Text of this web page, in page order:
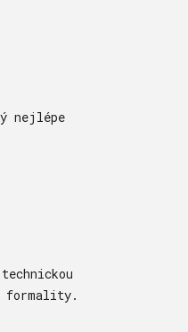
nejlépe
formality.